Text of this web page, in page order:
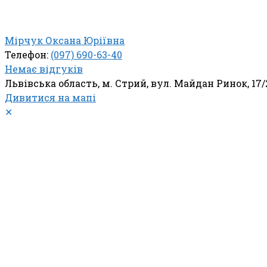
Мірчук Оксана Юріївна
Телефон: (097) 690-63-40
Немає відгуків
Львівська область, м. Стрий, вул. Майдан Ринок, 17/
Дивитися на мапі
✕